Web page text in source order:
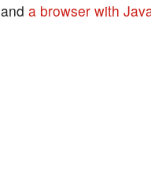
anda browser with